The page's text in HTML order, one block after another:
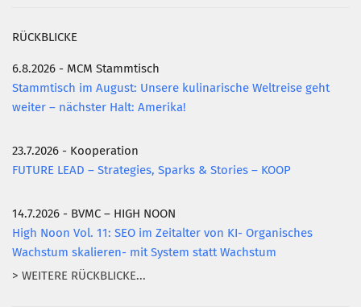
RÜCKBLICKE
6.8.2026 - MCM Stammtisch
Stammtisch im August: Unsere kulinarische Weltreise geht
weiter – nächster Halt: Amerika!
23.7.2026 - Kooperation
FUTURE LEAD – Strategies, Sparks & Stories – KOOP
14.7.2026 - BVMC – HIGH NOON
High Noon Vol. 11: SEO im Zeitalter von KI- Organisches
Wachstum skalieren- mit System statt Wachstum
> WEITERE RÜCKBLICKE...